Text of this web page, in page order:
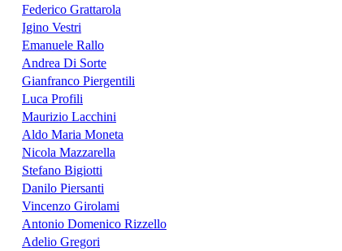
Federico Grattarola
Igino Vestri
Emanuele Rallo
Andrea Di Sorte
Gianfranco Piergentili
Luca Profili
Maurizio Lacchini
Aldo Maria Moneta
Nicola Mazzarella
Stefano Bigiotti
Danilo Piersanti
Vincenzo Girolami
Antonio Domenico Rizzello
Adelio Gregori